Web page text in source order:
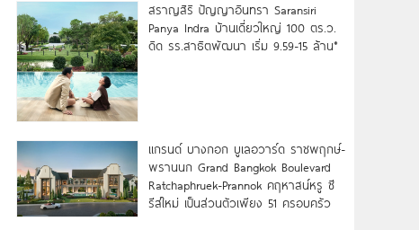
สราญสิริ ปัญญาอินทรา Saransiri
Panya Indra บ้านเดี่ยวใหญ่ 100 ตร.ว.
ดิด รร.สาธิตพัฒนา เริ่ม 9.59-15 ล้าน*
แกรนด์ บางกอก บูเลอวาร์ด ราชพฤกษ์-
พรานนก Grand Bangkok Boulevard
Ratchaphruek-Prannok คฤหาสน์หรู ซี
รีส์ใหม่ เป็นส่วนตัวเพียง 51 ครอบครัว